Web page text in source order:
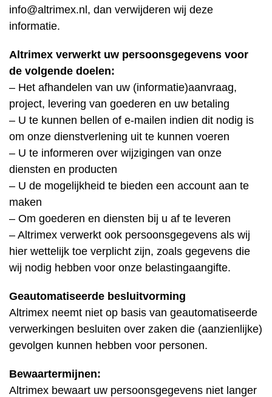
info@altrimex.nl, dan verwijderen wij deze
informatie.
Altrimex verwerkt uw persoonsgegevens voor
de volgende doelen:
– Het afhandelen van uw (informatie)aanvraag,
project, levering van goederen en uw betaling
– U te kunnen bellen of e-mailen indien dit nodig is
om onze dienstverlening uit te kunnen voeren
– U te informeren over wijzigingen van onze
diensten en producten
– U de mogelijkheid te bieden een account aan te
maken
– Om goederen en diensten bij u af te leveren
– Altrimex verwerkt ook persoonsgegevens als wij
hier wettelijk toe verplicht zijn, zoals gegevens die
wij nodig hebben voor onze belastingaangifte.
Geautomatiseerde besluitvorming
Altrimex neemt niet op basis van geautomatiseerde
verwerkingen besluiten over zaken die (aanzienlijke)
gevolgen kunnen hebben voor personen.
Bewaartermijnen:
Altrimex bewaart uw persoonsgegevens niet langer